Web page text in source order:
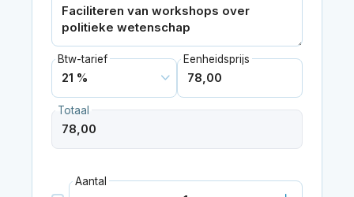
Btw-tarief Eenheidsprijs
Totaal
Aantal